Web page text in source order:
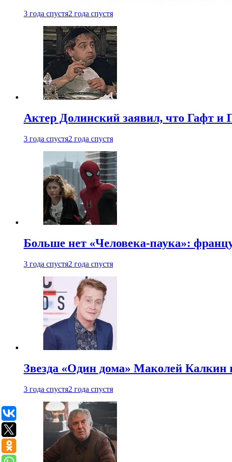
3 года спустя2 года спустя
Актер Долинский заявил, что Гафт и
3 года спустя2 года спустя
Больше нет «Человека-паука»:
3 года спустя2 года спустя
Звезда «Один дома» Маколей Калкин
3 года спустя2 года спустя